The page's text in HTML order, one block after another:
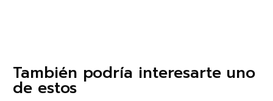
También podría interesarte uno
de estos